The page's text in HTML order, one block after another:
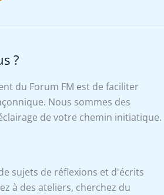
?
du Forum FM est de faciliter
Nous sommes des
de votre chemin initiatique.
sujets de réflexions et d'écrits
à des ateliers, cherchez du